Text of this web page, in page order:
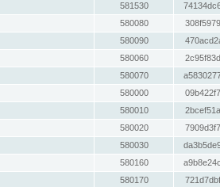
581530
580080
580090
580060
580070
580000
580010
580020
580030
580160
580170